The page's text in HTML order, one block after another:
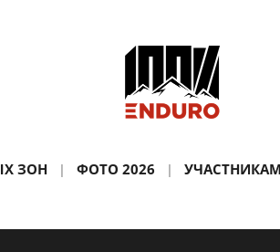
ЗОН ФОТО 2026 УЧАСТНИКАМ